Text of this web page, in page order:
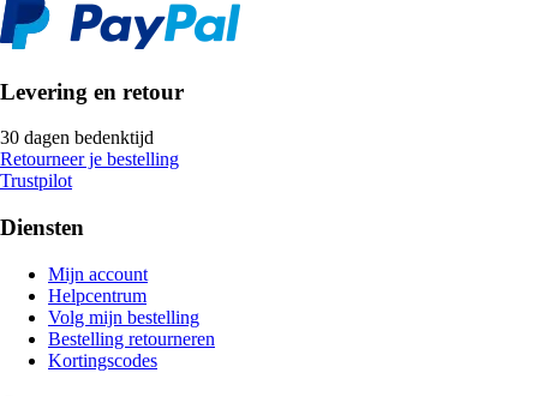
Levering en retour
30 dagen bedenktijd
Retourneer je bestelling
Trustpilot
Diensten
Mijn account
Helpcentrum
Volg mijn bestelling
Bestelling retourneren
Kortingscodes